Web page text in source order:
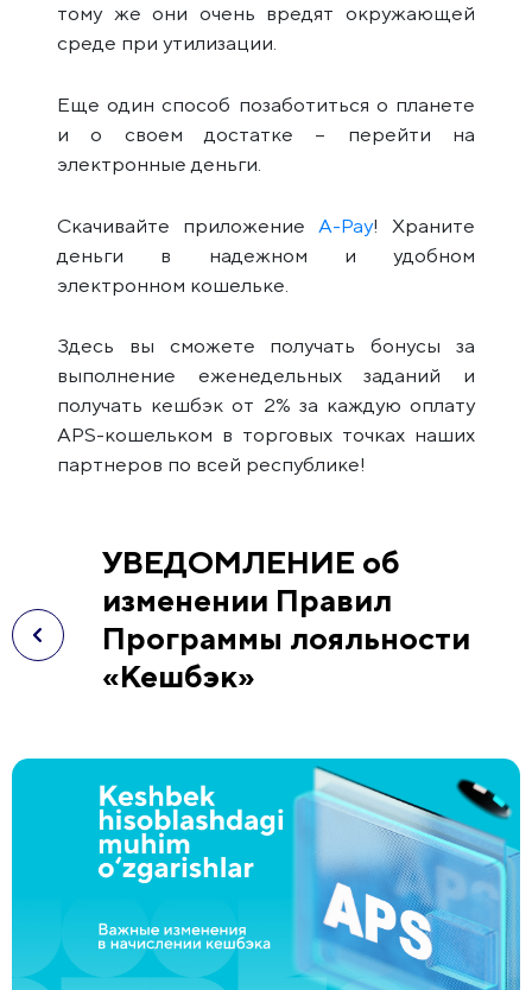
тому же они очень вредят окружающей
среде при утилизации.
Еще один способ позаботиться о планете
и о своем достатке – перейти на
электронные деньги.
Скачивайте приложение A-Pay! Храните
деньги в надежном и удобном
электронном кошельке.
Здесь вы сможете получать бонусы за
выполнение еженедельных заданий и
получать кешбэк от 2% за каждую оплату
APS-кошельком в торговых точках наших
партнеров по всей республике!
УВЕДОМЛЕНИЕ об
изменении Правил
Программы лояльности
«Кешбэк»